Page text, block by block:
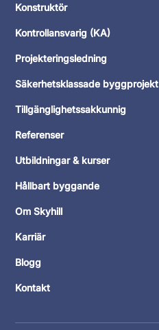
Konstruktör
Kontrollansvarig (KA)
Projekteringsledning
Säkerhetsklassade byggprojekt
Tillgänglighetssakkunnig
Referenser
Utbildningar & kurser
Hållbart byggande
Om Skyhill
Karriär
Blogg
Kontakt